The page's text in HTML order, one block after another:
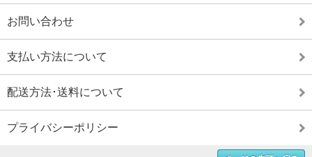
お問い合わせ
支払い方法について
配送方法･送料について
プライバシーポリシー